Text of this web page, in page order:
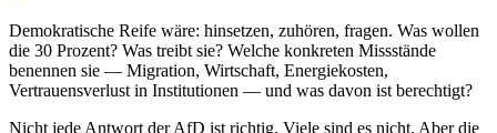
Demokratische Reife wäre: hinsetzen, zuhören, fragen. Was wollen
die 30 Prozent? Was treibt sie? Welche konkreten Missstände
benennen sie — Migration, Wirtschaft, Energiekosten,
Vertrauensverlust in Institutionen — und was davon ist berechtigt?
Nicht jede Antwort der AfD ist richtig. Viele sind es nicht. Aber die